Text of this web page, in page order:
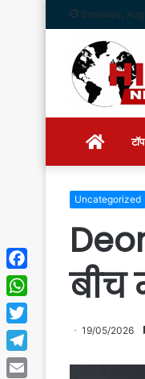
Saturday,
Home
Uncategorized
बीच
19/05/2026
Facebook
WhatsApp
Twitter
Telegram